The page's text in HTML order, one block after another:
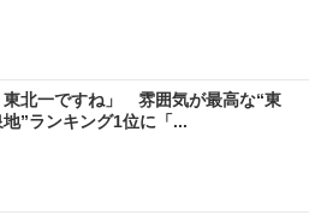
東北一ですね」 雰囲気が最高な“東
”ランキング1位に「...